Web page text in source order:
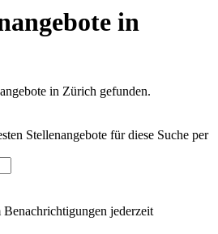
in
in Zürich gefunden.
Stellenangebote für diese Suche per
jederzeit